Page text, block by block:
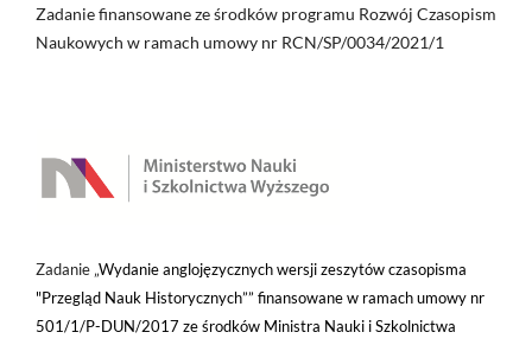
Zadanie finansowane ze środków programu Rozwój Czasopism
Naukowych w ramach umowy nr RCN/SP/0034/2021/1
Zadanie „Wydanie anglojęzycznych wersji zeszytów czasopisma
"Przegląd Nauk Historycznych”” finansowane w ramach umowy nr
501/1/P-DUN/2017 ze środków Ministra Nauki i Szkolnictwa